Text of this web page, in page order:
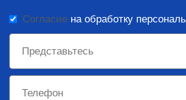
Согласие на обработку